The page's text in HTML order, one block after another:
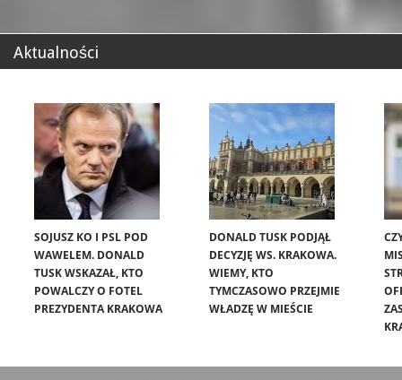
Aktualności
SOJUSZ KO I PSL POD
WAWELEM. DONALD
TUSK WSKAZAŁ, KTO
POWALCZY O FOTEL
PREZYDENTA KRAKOWA
DONALD TUSK PODJĄŁ
DECYZJĘ WS. KRAKOWA.
WIEMY, KTO
TYMCZASOWO PRZEJMIE
WŁADZĘ W MIEŚCIE